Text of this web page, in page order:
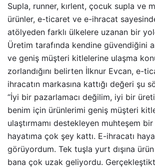
Supla, runner, kırlent, çocuk supla ve
ürünler, e-ticaret ve e-ihracat
atölyeden farklı ülkelere uzanan bir
Üretim tarafında kendine güvendiğini
ve geniş müşteri kitlelerine ulaşma
zorlandığını belirten İlknur Evcan, e-
ihracatın markasına kattığı değeri şu
“İyi bir pazarlamacı değilim, iyi bir
benim için ürünlerimi geniş müşteri
ulaştırmamı destekleyen muhteşem bir
hayatıma çok şey kattı. E-ihracatı
görüyordum. Tek tuşla yurt dışına
bana çok uzak geliyordu.